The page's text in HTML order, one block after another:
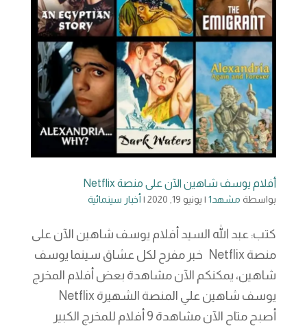
أفلام يوسف شاهين الآن على منصة Netflix
بواسطة مشهد1 | يونيو 19, 2020 | أخبار سينمائية
كتب: عبد الله السيد أفلام يوسف شاهين الآن على
منصة Netflix خبر مفرح لكل عشاق سينما يوسف
شاهين، يمكنكم الآن مشاهدة بعض أفلام المخرج
يوسف شاهين علي المنصة الشهيرة Netflix
أصبح متاح الآن مشاهدة 9 أفلام للمخرج الكبير